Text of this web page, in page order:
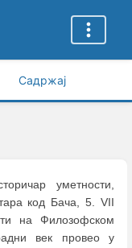
Садржај
уметности,
код Бача, 5. VII
на Филозофском
век провео у